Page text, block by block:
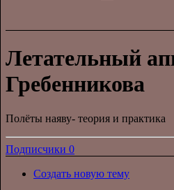
Летательный
Гребенникова
Полёты наяву- теория и практика
Подписчики 0
Создать новую тему